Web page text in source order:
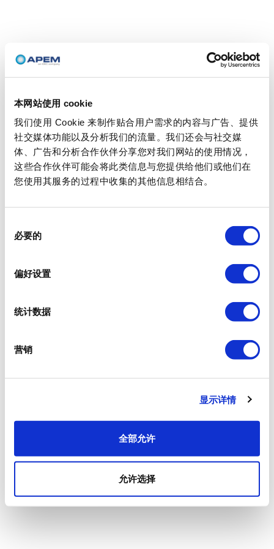
本网站使用 cookie
我们使用 Cookie 来制作贴合用户需求的内容与广告、提供
社交媒体功能以及分析我们的流量。我们还会与社交媒
体、广告和分析合作伙伴分享您对我们网站的使用情况，
这些合作伙伴可能会将此类信息与您提供给他们或他们在
您使用其服务的过程中收集的其他信息相结合。
必要的
偏好设置
统计数据
营销
显示详情
全部允许
允许选择